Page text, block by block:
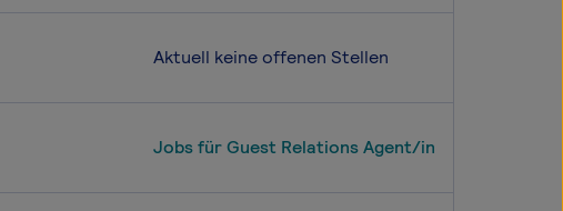
Aktuell keine offenen Stellen
Jobs für Guest Relations Agent/in